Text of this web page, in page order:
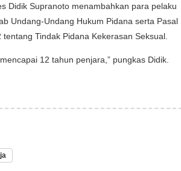
Didik Supranoto menambahkan para pelaku
Undang-Undang Hukum Pidana serta Pasal
Tindak Pidana Kekerasan Seksual.
12 tahun penjara,” pungkas Didik.